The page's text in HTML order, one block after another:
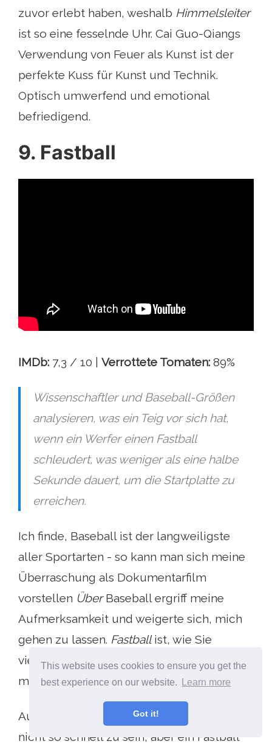
This website uses cookies to ensure you get the
best experience on our website.
Learn more
Got it!
zuvor erlebt haben, weshalb Himmelsleiter
ist so eine fesselnde Uhr. Cai Guo-Qiangs
Verwendung von Feuer als Kunst ist der
perfekte Kuss für Kunst und Technik.
Optisch umwerfend und emotional
befriedigend.
9. Fastball
IMDb: 7,3 / 10 | Verrottete Tomaten: 89%
Wissenschaftler und Baseball-Größen
analysieren, was ein Teig vor sich hat,
wenn ein Werfer einen Fastball
schleudert, was weniger als eine halbe
Sekunde dauert, um die Startplatte zu
erreichen.
Ich finde, Baseball ist der langweiligste
aller Sportarten - so kann man sich meine
Überraschung als Dokumentarfilm
vorstellen ÜberBaseball ergriff meine
Aufmerksamkeit und weigerte sich, mich
gehen zu lassen. Fastballist, wie Sie
vielleicht schon vermutet haben, eine 87-
minütige Erkundung des Fastballs.
Auf einem Fernsehbildschirm scheint es
nicht so schnell zu sein, aber ein Fastball